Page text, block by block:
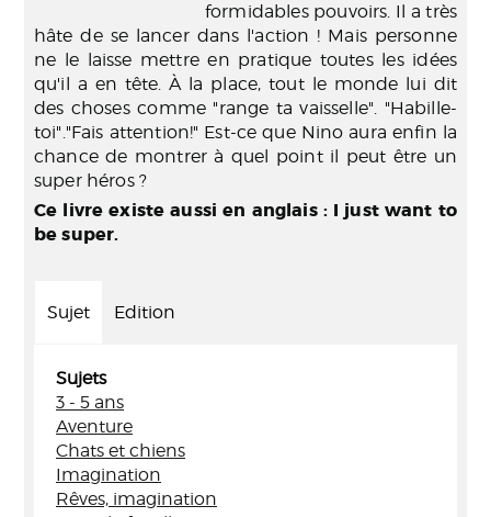
formidables pouvoirs. Il a très
hâte de se lancer dans l'action ! Mais personne
ne le laisse mettre en pratique toutes les idées
qu'il a en tête. À la place, tout le monde lui dit
des choses comme "range ta vaisselle". "Habille-
toi"."Fais attention!" Est-ce que Nino aura enfin la
chance de montrer à quel point il peut être un
super héros ?
Ce livre existe aussi en anglais : I just want to
be super.
Sujet Edition
Sujets
3 - 5 ans
Aventure
Chats et chiens
Imagination
Rêves, imagination